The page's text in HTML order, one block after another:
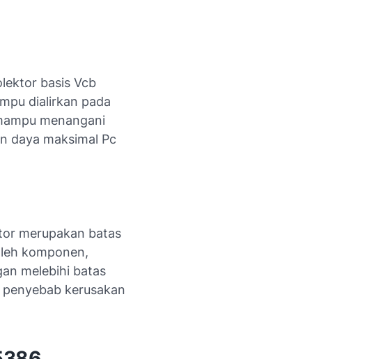
basis Vcb
dialirkan pada
menangani
daya maksimal Pc
merupakan batas
komponen,
melebihi batas
kerusakan